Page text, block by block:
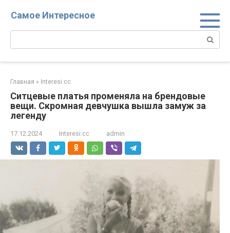
Самое Интересное
Поиск:
Главная » Interesi.cc
Ситцевые платья променяла на брендовые
вещи. Скромная девчушка вышла замуж за
легенду
17.12.2024 Interesi.cc admin